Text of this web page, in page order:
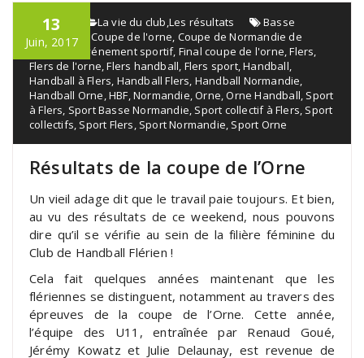
13
Juin, 2017
admin La vie du club Les résultats
Basse
Normandie
,Coupe de l'orne Coupe de Normandie de
handball, Événement sportif, Final coupe de l'orne ,Flers
Flers de l'orne ,Flers handball Flers sport,Handball
Handball à Flers Handball Flers Handball Normandie
Handball Orne ,HBF ,Normandie ,Orne ,Orne Handball Sport
à Flers Sport Basse Normandie Sport collectif à Flers Sport
collectifs Sport Flers Sport Normandie Sport Orne
Résultats de la coupe de l’Orne
Un vieil adage dit que le travail paie toujours. Et bien,
au vu des résultats de ce weekend, nous pouvons
dire qu’il se vérifie au sein de la filière féminine du
Club de Handball Flérien !
Cela fait quelques années maintenant que les
flériennes se distinguent, notamment au travers des
épreuves de la coupe de l’Orne. Cette année,
l’équipe des U11, entraînée par Renaud Goué,
Jérémy Kowatz et Julie Delaunay, est revenue de